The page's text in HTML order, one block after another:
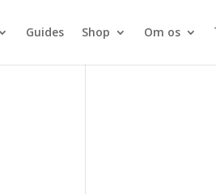
Guides Shop Om os